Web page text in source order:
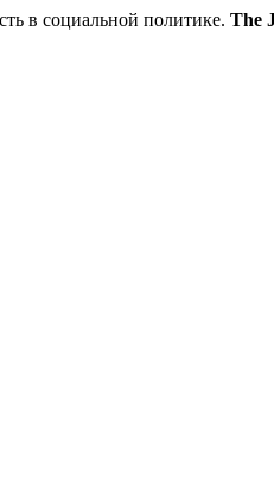
в социальной политике. The